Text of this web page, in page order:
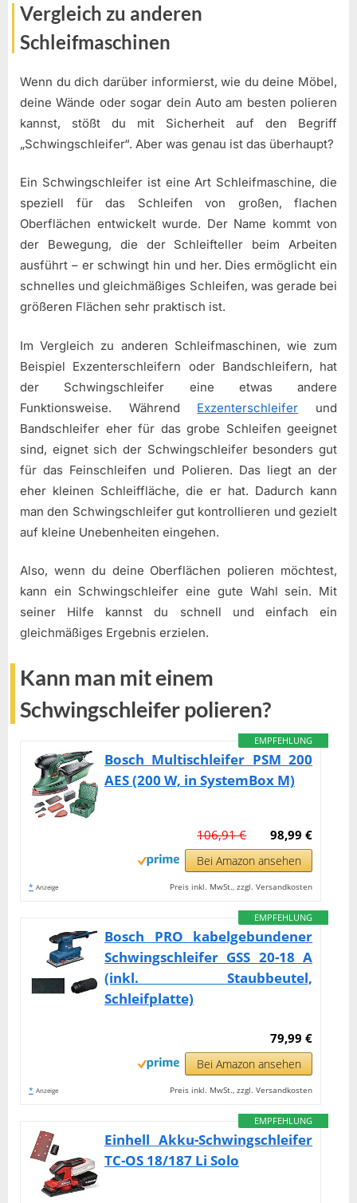
Vergleich zu anderen
Schleifmaschinen
Wenn du dich darüber informierst, wie du deine Möbel,
deine Wände oder sogar dein Auto am besten polieren
kannst, stößt du mit Sicherheit auf den Begriff
„Schwingschleifer“. Aber was genau ist das überhaupt?
Ein Schwingschleifer ist eine Art Schleifmaschine, die
speziell für das Schleifen von großen, flachen
Oberflächen entwickelt wurde. Der Name kommt von
der Bewegung, die der Schleifteller beim Arbeiten
ausführt – er schwingt hin und her. Dies ermöglicht ein
schnelles und gleichmäßiges Schleifen, was gerade bei
größeren Flächen sehr praktisch ist.
Im Vergleich zu anderen Schleifmaschinen, wie zum
Beispiel Exzenterschleifern oder Bandschleifern, hat
der Schwingschleifer eine etwas andere
Funktionsweise. Während Exzenterschleifer und
Bandschleifer eher für das grobe Schleifen geeignet
sind, eignet sich der Schwingschleifer besonders gut
für das Feinschleifen und Polieren. Das liegt an der
eher kleinen Schleiffläche, die er hat. Dadurch kann
man den Schwingschleifer gut kontrollieren und gezielt
auf kleine Unebenheiten eingehen.
Also, wenn du deine Oberflächen polieren möchtest,
kann ein Schwingschleifer eine gute Wahl sein. Mit
seiner Hilfe kannst du schnell und einfach ein
gleichmäßiges Ergebnis erzielen.
Kann man mit einem
Schwingschleifer polieren?
EMPFEHLUNG
Bosch Multischleifer PSM 200
AES (200 W, in SystemBox M)
98,99 €
106,91 €
Bei Amazon ansehen
* Anzeige Preis inkl. MwSt., zzgl. Versandkosten
EMPFEHLUNG
Bosch PRO kabelgebundener
Schwingschleifer GSS 20-18 A
(inkl. Staubbeutel,
Schleifplatte)
79,99 €
Bei Amazon ansehen
* Anzeige Preis inkl. MwSt., zzgl. Versandkosten
EMPFEHLUNG
Einhell Akku-Schwingschleifer
TC-OS 18/187 Li Solo